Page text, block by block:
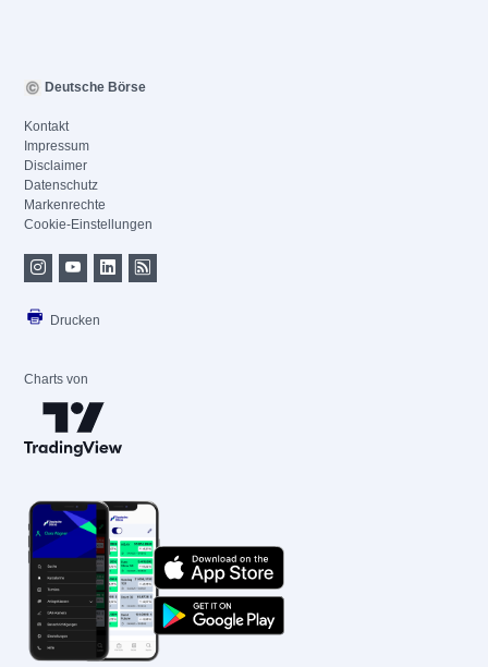
Deutsche Börse
Kontakt
Impressum
Disclaimer
Datenschutz
Markenrechte
Cookie-Einstellungen
Drucken
Charts von